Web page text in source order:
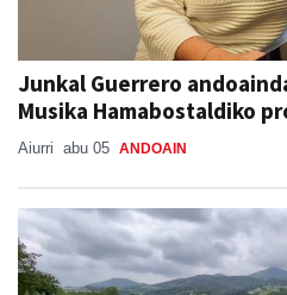
Junkal Guerrero
Musika Hamabostaldiko
Aiurri abu 05 ANDOAIN